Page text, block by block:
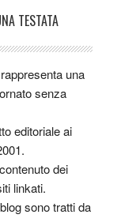
TESTATA
una
senza
editoriale ai
dei
linkati.
sono tratti da